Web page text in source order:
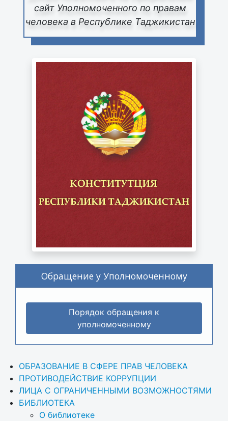
сайт Уполномоченного по правам
человека в Республике Таджикистан
Обращение у Уполномоченному
Порядок обращения к
уполномоченному
ОБРАЗОВАНИЕ В СФЕРЕ ПРАВ ЧЕЛОВЕКА
ПРОТИВОДЕЙСТВИЕ КОРРУПЦИИ
ЛИЦА С ОГРАНИЧЕННЫМИ ВОЗМОЖНОСТЯМИ
БИБЛИОТЕКА
О библиотеке